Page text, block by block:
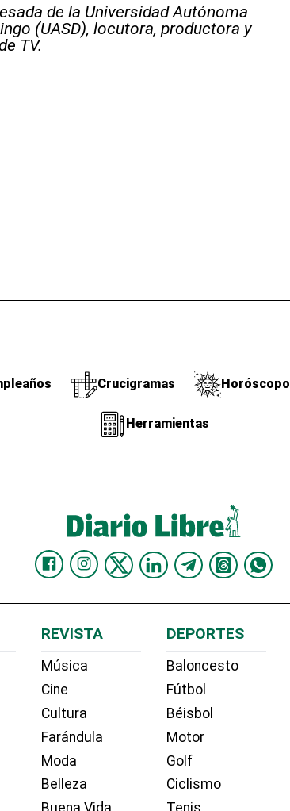
de la Universidad Autónoma
(UASD), locutora, productora y
TV.
Crucigramas Horóscopo
Herramientas
REVISTA
Música
Cine
Cultura
Farándula
Moda
Belleza
DEPORTES
Baloncesto
Fútbol
Béisbol
Motor
Golf
Ciclismo